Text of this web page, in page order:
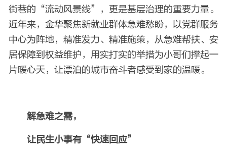
街巷的“流动风景线”，更是基层治理的重要力量。
近年来，金华聚焦新就业群体急难愁盼，以党群服务
中心为阵地，精准发力、精准施策，从急难帮扶、安
居保障到权益维护，用实打实的举措为小哥们撑起一
片暖心天，让漂泊的城市奋斗者感受到家的温暖。
解急难之需，
让民生小事有“快速回应”